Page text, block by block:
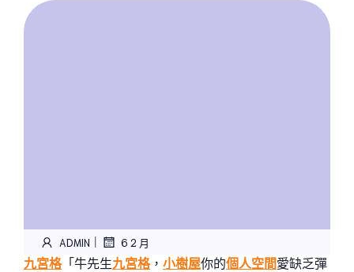
ADMIN | 6 2 月
九宮格「牛先生九宮格， 小樹屋你的個人空間愛缺乏彈